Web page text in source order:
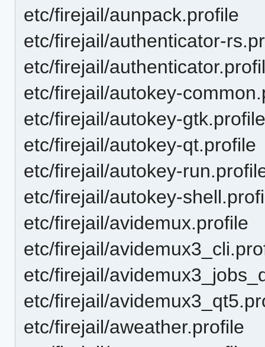
etc/firejail/aunpack.profile
etc/firejail/authenticator-
etc/firejail/
etc/firejail/autokey-
etc/firejail/autokey-
etc/firejail/autokey-qt.profile
etc/firejail/autokey-
etc/firejail/autokey-
etc/firejail/avidemux.profile
etc/firejail/
etc/firejail/
etc/firejail/
etc/firejail/aweather.profile